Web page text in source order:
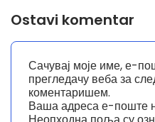
Ostavi komentar
Ваша адреса е-поште
Сачувај моје име, е-
прегледачу веба за
коментаришем.